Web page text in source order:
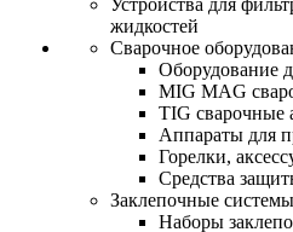
Устройства для
жидкостей
Сварочное
Оборудование
MIG MAG
TIG сварочные
Аппараты для
Горелки,
Средства
Заклепочные системы
Наборы